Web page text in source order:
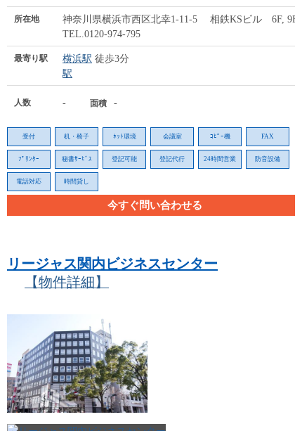
所在地
神奈川県横浜市西区北幸1-11-5 相鉄KSビル 6F, 9F
TEL.0120-974-795
最寄り駅 横浜駅 徒歩3分
駅
人数 - 面積 -
受付 机・椅子 ﾈｯﾄ環境 会議室 ｺﾋﾟｰ機 FAX
ﾌﾟﾘﾝﾀｰ 秘書ｻｰﾋﾞｽ 登記可能 登記代行 24時間営業 防音設備
電話対応 時間貸し
今すぐ問い合わせる
リージャス関内ビジネスセンター
【物件詳細】